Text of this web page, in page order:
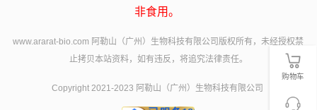
非食用。
www.ararat-bio.com 阿勒山（广州）生物科技有限公司版权所有，未经授权禁
止拷贝本站资料，如有违反，将追究法律责任。
Copyright 2021-2023 阿勒山（广州）生物科技有限公司
购物车